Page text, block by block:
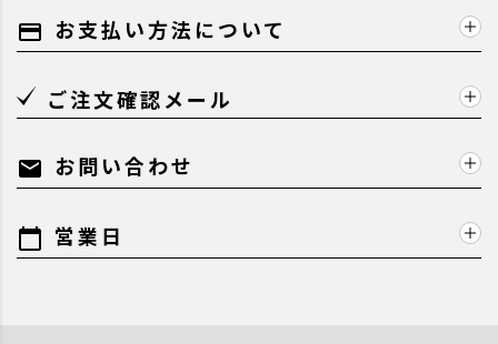
payment お支払い方法について
ご注文確認メール
mail お問い合わせ
calendar_today 営業日